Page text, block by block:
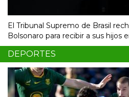
El Tribunal Supremo de Brasil
Bolsonaro para recibir a sus hijos
DEPORTES